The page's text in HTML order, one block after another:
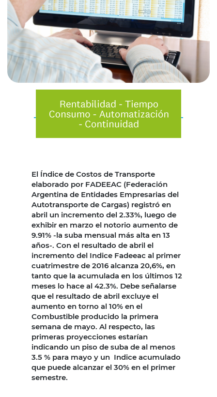
El Índice de Costos de Transporte
elaborado por FADEEAC (Federación
Argentina de Entidades Empresarias del
Autotransporte de Cargas) registró en
abril un incremento del 2.33%, luego de
exhibir en marzo el notorio aumento de
9.91% -la suba mensual más alta en 13
años-. Con el resultado de abril el
incremento del Indice Fadeeac al primer
cuatrimestre de 2016 alcanza 20,6%, en
tanto que la acumulada en los últimos 12
meses lo hace al 42.3%. Debe señalarse
que el resultado de abril excluye el
aumento en torno al 10% en el
Combustible producido la primera
semana de mayo. Al respecto, las
primeras proyecciones estarían
indicando un piso de suba de al menos
3.5 % para mayo y un Indice acumulado
que puede alcanzar el 30% en el primer
semestre.